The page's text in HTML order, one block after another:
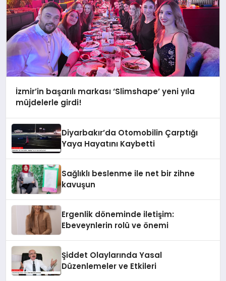
İzmir’in başarılı markası ‘Slimshape’ yeni yıla
müjdelerle girdi!
Diyarbakır’da Otomobilin Çarptığı
Yaya Hayatını Kaybetti
Sağlıklı beslenme ile net bir zihne
kavuşun
Ergenlik döneminde iletişim:
Ebeveynlerin rolü ve önemi
Şiddet Olaylarında Yasal
Düzenlemeler ve Etkileri